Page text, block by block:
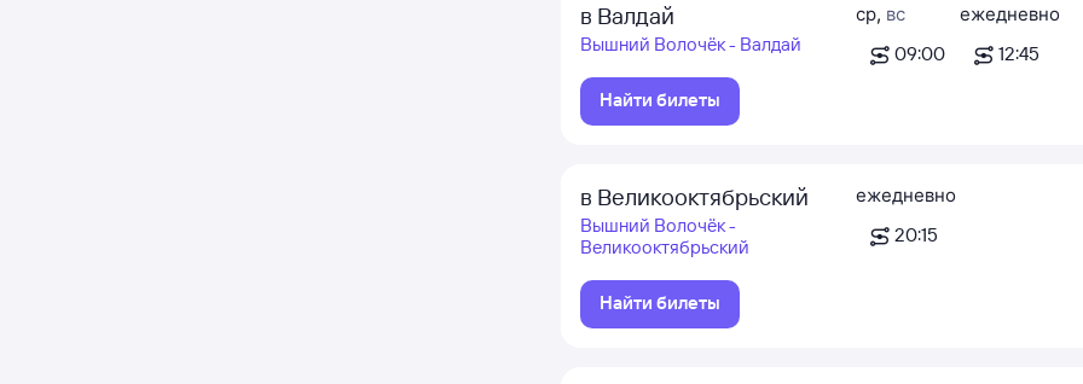
в Валдай
Вышний Волочёк - Валдай
Найти билеты
ср, вс
09:00
ежедневно
12:45
в Великооктябрьский
Вышний Волочёк -
Великооктябрьский
Найти билеты
ежедневно
20:15